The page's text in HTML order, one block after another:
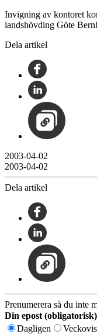
Invigning av kontoret
landshövding Göte
Dela artikel
2003-04-02
2003-04-02
Dela artikel
Prenumerera så du inte
Din epost (obligatorisk)
Dagligen
Veckovis